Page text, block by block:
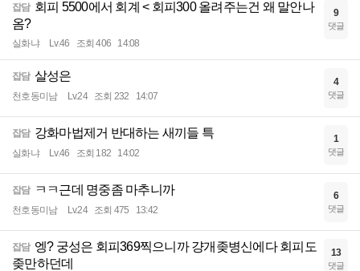
잡담 회피 5500에서 회계 < 회피300 올려주는건 왜 말안나
옴?
실화냐 Lv.46 조회 406 14:08
9
댓글
잡담 살성은
천호동미남 Lv.24 조회 232 14:07
4
댓글
잡담 강화마법제거 반대하는 새끼들 특
실화냐 Lv.46 조회 182 14:02
1
댓글
잡담 ㅋㅋ근데 명중좀 마추니까
천호동미남 Lv.24 조회 475 13:42
6
댓글
잡담 엥? 궁성은 회피369찍으니까 걍개좆병신에다 회피도
좆만하던데
13
댓글